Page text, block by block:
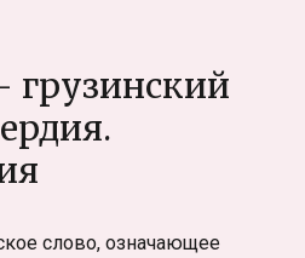
с
грузинский
слово, означающее